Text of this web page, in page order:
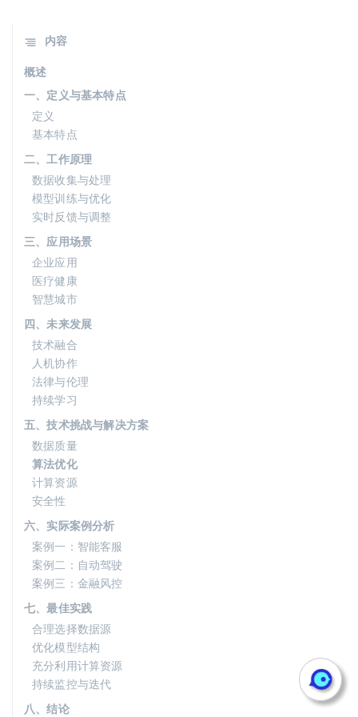
内容
概述
一、定义与基本特点
定义
基本特点
二、工作原理
数据收集与处理
模型训练与优化
实时反馈与调整
三、应用场景
企业应用
医疗健康
智慧城市
四、未来发展
技术融合
人机协作
法律与伦理
持续学习
五、技术挑战与解决方案
数据质量
算法优化
计算资源
安全性
六、实际案例分析
案例一：智能客服
案例二：自动驾驶
案例三：金融风控
七、最佳实践
合理选择数据源
优化模型结构
充分利用计算资源
持续监控与迭代
八、结论